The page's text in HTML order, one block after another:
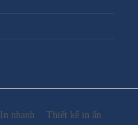
In nhanh Thiết kế in ấn